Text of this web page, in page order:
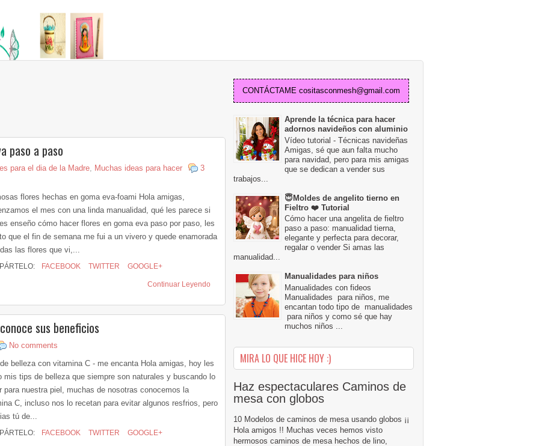
paso a paso
para el dia de la Madre, Muchas ideas para hacer 3
flores hechas en goma eva-foami Hola amigas,
el mes con una linda manualidad, qué les parece si
enseño cómo hacer flores en goma eva paso por paso, les
que el fin de semana me fui a un vivero y quede enamorada
las flores que vi,...
FACEBOOK TWITTER GOOGLE+
Continuar Leyendo
sus beneficios
No comments
belleza con vitamina C - me encanta Hola amigas, hoy les
mis tips de belleza que siempre son naturales y buscando lo
para nuestra piel, muchas de nosotras conocemos la
C, incluso nos lo recetan para evitar algunos resfrios, pero
tú de...
FACEBOOK TWITTER GOOGLE+
CONTÁCTAME cositasconmesh@gmail.com
Aprende la técnica para hacer
adornos navideños con aluminio
Vídeo tutorial - Técnicas navideñas
Amigas, sé que aun falta mucho
para navidad, pero para mis amigas
que se dedican a vender sus
trabajos...
😇Moldes de angelito tierno en
Fieltro ❤️ Tutorial
Cómo hacer una angelita de fieltro
paso a paso: manualidad tierna,
elegante y perfecta para decorar,
regalar o vender Si amas las
manualidad...
Manualidades para niños
Manualidades con fideos
Manualidades para niños, me
encantan todo tipo de manualidades
para niños y como sé que hay
muchos niños ...
MIRA LO QUE HICE HOY :)
Haz espectaculares Caminos de
mesa con globos
10 Modelos de caminos de mesa usando globos ¡¡
Hola amigos !! Muchas veces hemos visto
hermosos caminos de mesa hechos de lino,